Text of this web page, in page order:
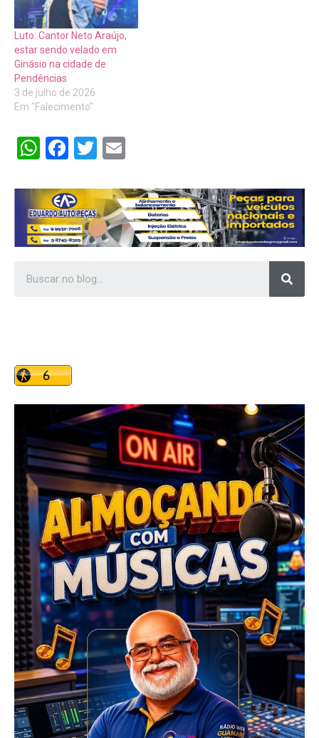
Luto: Cantor Neto Araújo,
estar sendo velado em
Ginásio na cidade de
Pendências
3 de julho de 2026
Em "Falecimento"
WhatsApp
Facebook
Twitter